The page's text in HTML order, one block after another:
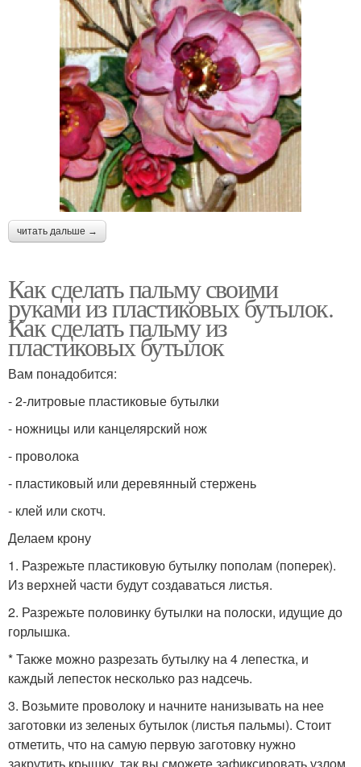
читать дальше →
Как сделать пальму своими
руками из пластиковых бутылок.
Как сделать пальму из
пластиковых бутылок
Вам понадобится:
- 2-литровые пластиковые бутылки
- ножницы или канцелярский нож
- проволока
- пластиковый или деревянный стержень
- клей или скотч.
Делаем крону
1. Разрежьте пластиковую бутылку пополам (поперек).
Из верхней части будут создаваться листья.
2. Разрежьте половинку бутылки на полоски, идущие до
горлышка.
* Также можно разрезать бутылку на 4 лепестка, и
каждый лепесток несколько раз надсечь.
3. Возьмите проволоку и начните нанизывать на нее
заготовки из зеленых бутылок (листья пальмы). Стоит
отметить, что на самую первую заготовку нужно